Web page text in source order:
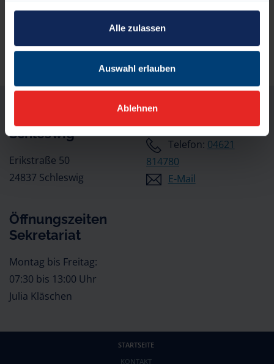
Alle zulassen
Auswahl erlauben
Ablehnen
und müssen ausgefüllt werden!
WEITER
Schleswig
Erikstraße 50
24837 Schleswig
Telefon: 04621
814780
E-Mail
Öffnungszeiten
Sekretariat
Montag bis Freitag:
07:30 bis 13:00 Uhr
Julia Kläschen
STARTSEITE
KONTAKT